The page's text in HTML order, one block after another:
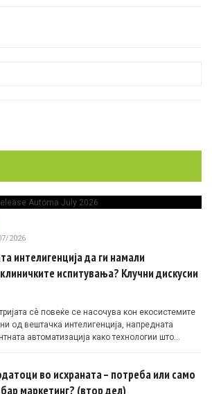
2026
интелигенција да ги намали
испитувања? Клучни дискусии
сè повеќе се насочува кон екосистемите
од вештачка интелигенција, напредната
автоматизација како технологии што
во исхраната – потреба или само
маркетинг? (втор дел)